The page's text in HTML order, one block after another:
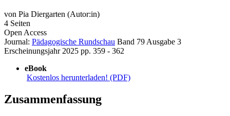
von Pia Diergarten (Autor:in)
4 Seiten
Open Access
Journal: Pädagogische Rundschau Band 79Ausgabe 3
Erscheinungsjahr 2025 pp. 359 - 362
eBook
Kostenlos herunterladen! (PDF)
Zusammenfassung